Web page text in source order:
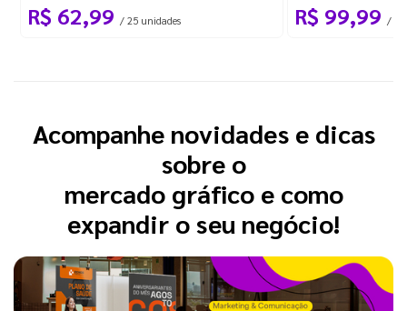
R$ 62,99 / 25 unidades R$ 99,99 /
Acompanhe novidades e dicas
sobre o
mercado gráfico e como
expandir o seu negócio!